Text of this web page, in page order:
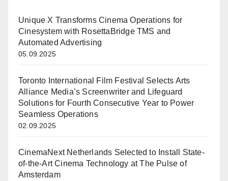
Unique X Transforms Cinema Operations for
Cinesystem with RosettaBridge TMS and
Automated Advertising
05.09.2025
Toronto International Film Festival Selects Arts
Alliance Media’s Screenwriter and Lifeguard
Solutions for Fourth Consecutive Year to Power
Seamless Operations
02.09.2025
CinemaNext Netherlands Selected to Install State-
of-the-Art Cinema Technology at The Pulse of
Amsterdam